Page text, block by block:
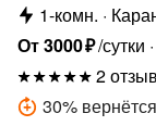
1-комн.
От3000₽/сутки
2
30%